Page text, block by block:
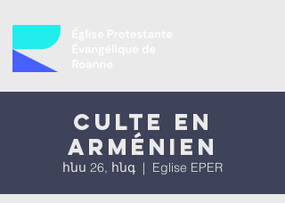
Culte en
Arménien
հնս 26, հնգ
  |
Eglise EPER